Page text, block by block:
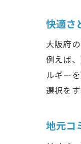
快適さ
大阪府
例えば
ルギー
選択を
地元コ